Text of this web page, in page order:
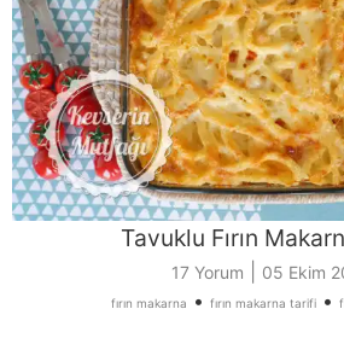
Tavuklu Fırın
17 Yorum 05 Ekim
fırın makarna • fırın makarna tarifi •